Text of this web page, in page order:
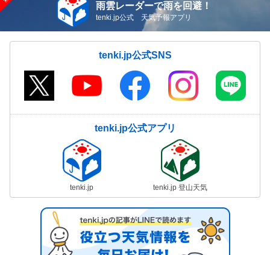
雨雲レーダーで雨を回避！
tenki.jp公式 天気予報アプリ
tenki.jp公式SNS
tenki.jp公式アプリ
tenki.jp tenki.jp 登山天気